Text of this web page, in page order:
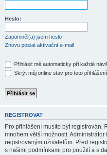
Heslo:
Zapomněl(a) jsem heslo
Znovu poslat aktivační e-mail
Přihlásit mě automaticky při každé
Skrýt můj online stav pro toto přihlášení
REGISTROVAT
Pro přihlášení musíte být registrován.
mnohem větší možnosti.
registrovaným uživatelům. Před
s našimi podmínkami pro použití a s